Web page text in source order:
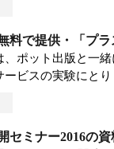
料で提供・「プ
、ポット出版と一
ービスの実験にと
セミナー2016の